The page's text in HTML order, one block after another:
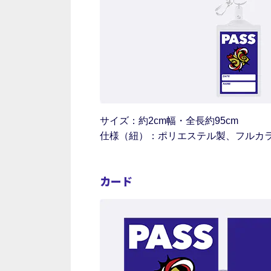
サイズ：約2cm幅・全長約95cm
仕様（紐）：ポリエステル製、フルカ
カード